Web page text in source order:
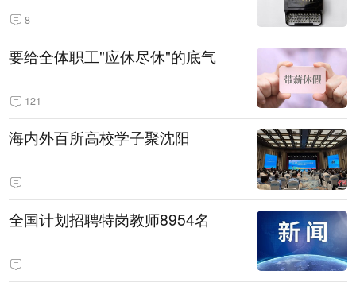
8
要给全体职工"应休尽休"的底气
121
海内外百所高校学子聚沈阳
全国计划招聘特岗教师8954名